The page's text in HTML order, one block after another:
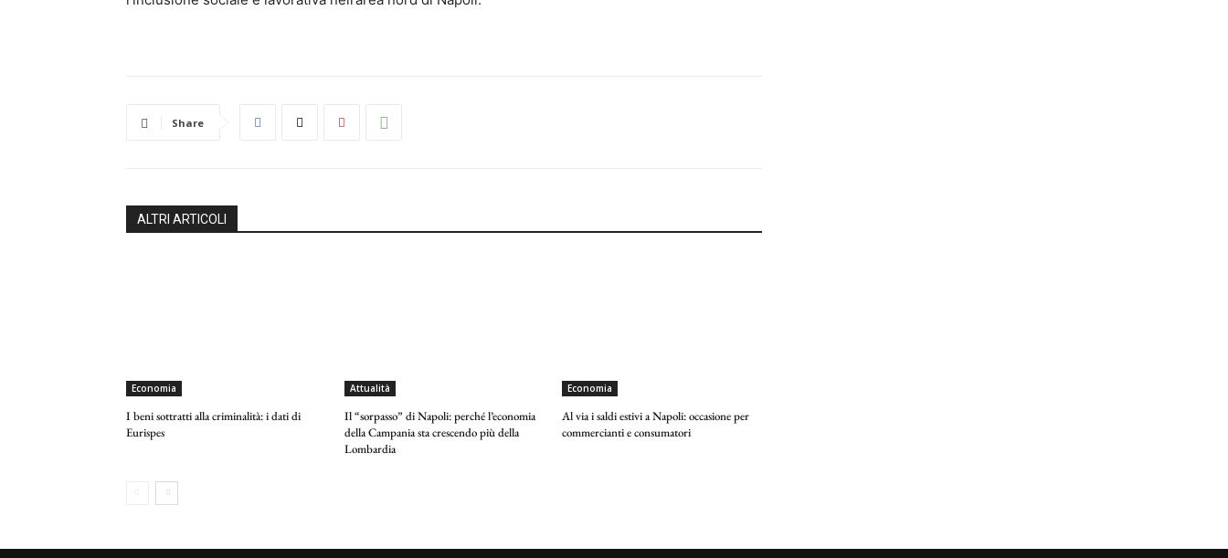
Share
ALTRI ARTICOLI
Economia
I beni sottratti alla criminalità: i dati di
Eurispes
Attualità
Il “sorpasso” di Napoli: perché l’economia
della Campania sta crescendo più della
Lombardia
Economia
Al via i saldi estivi a Napoli: occasione per
commercianti e consumatori